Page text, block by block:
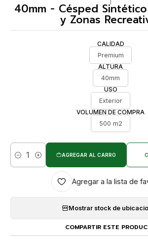
40mm - Césped Sintético
y Zonas
CALIDAD
Premium
ALTURA
40mm
USO
Exterior
VOLUMEN DE COMPRA
500 m2
Cantidad
AGREGAR AL CARRO
Agregar a la lista de
Mostrar stock de
COMPARTIR ESTE